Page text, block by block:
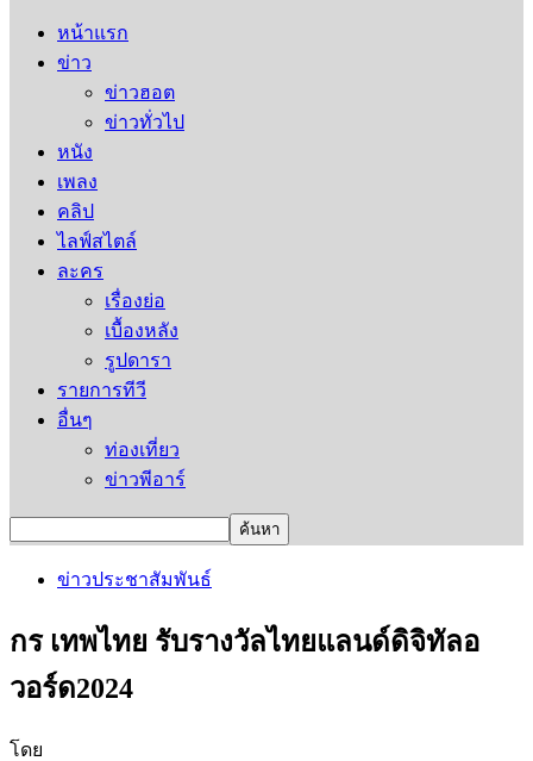
หน้าแรก
ข่าว
ข่าวฮอต
ข่าวทั่วไป
หนัง
เพลง
คลิป
ไลฟ์สไตล์
ละคร
เรื่องย่อ
เบื้องหลัง
รูปดารา
รายการทีวี
อื่นๆ
ท่องเที่ยว
ข่าวพีอาร์
ข่าวประชาสัมพันธ์
กร เทพไทย รับรางวัลไทยแลนด์ดิจิทัลอ
วอร์ด2024
โดย